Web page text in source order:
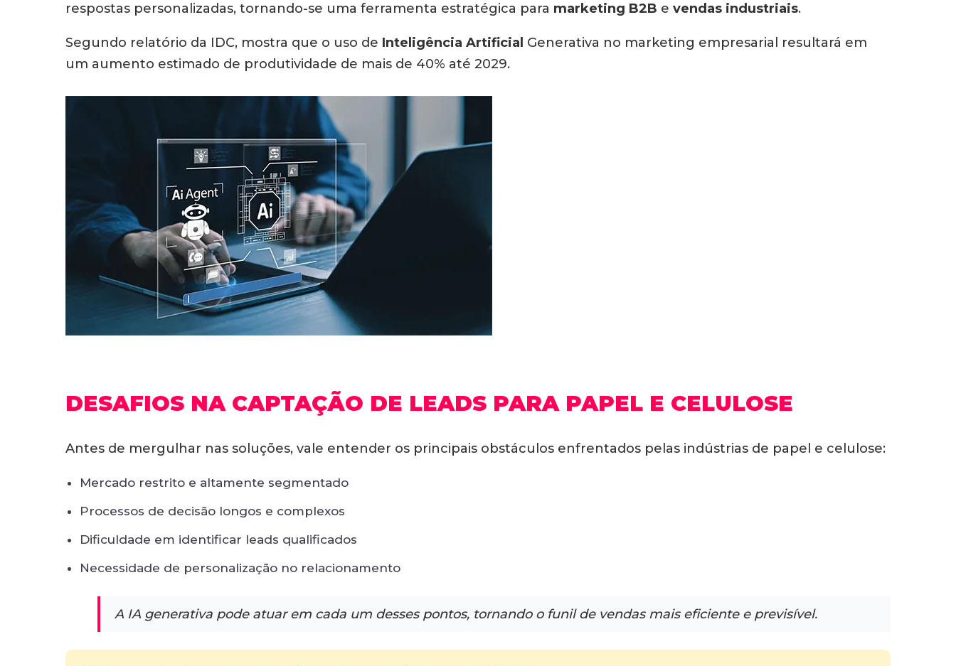
respostas personalizadas, tornando-se uma ferramenta estratégica para marketing B2B e vendas industriais.
Segundo relatório da IDC, mostra que o uso de Inteligência Artificial Generativa no marketing empresarial resultará em
um aumento estimado de produtividade de mais de 40% até 2029.
DESAFIOS NA CAPTAÇÃO DE LEADS PARA PAPEL E CELULOSE
Antes de mergulhar nas soluções, vale entender os principais obstáculos enfrentados pelas indústrias de papel e celulose:
Mercado restrito e altamente segmentado
Processos de decisão longos e complexos
Dificuldade em identificar leads qualificados
Necessidade de personalização no relacionamento
A IA generativa pode atuar em cada um desses pontos, tornando o funil de vendas mais eficiente e previsível.